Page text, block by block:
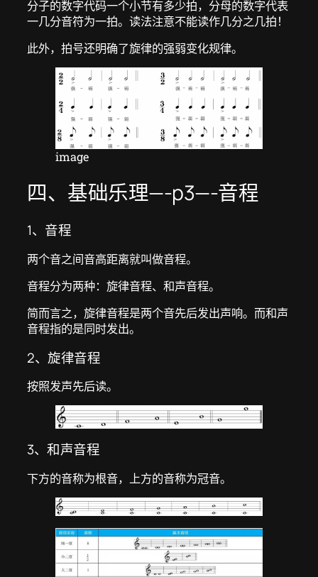
分子的数字代码一个小节有多少拍，分母的数字代表
一几分音符为一拍。读法注意不能读作几分之几拍！
此外，拍号还明确了旋律的强弱变化规律。
image
四、基础乐理—-p3—-音程
1、音程
两个音之间音高距离就叫做音程。
音程分为两种：旋律音程、和声音程。
简而言之，旋律音程是两个音先后发出声响。而和声
音程指的是同时发出。
2、旋律音程
按照发声先后读。
3、和声音程
下方的音称为根音，上方的音称为冠音。